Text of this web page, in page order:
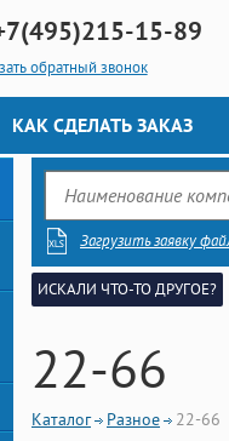
215-15-89
обратный звонок
КАК СДЕЛАТЬ ЗАКАЗ
Загрузить заявку
ИСКАЛИ ЧТО-ТО ДРУГОЕ?
22-66
Каталог Разное 22-66